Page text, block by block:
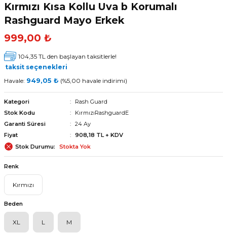
Kırmızı Kısa Kollu Uva b Korumalı
Rashguard Mayo Erkek
999,00 ₺
104,35 TL den başlayan taksitlerle!
taksit seçenekleri
Havale: 949,05 ₺ (%5,00 havale indirimi)
Kategori
Rash Guard
Stok Kodu
KırmızıRashguardE
Garanti Süresi
24 Ay
Fiyat
908,18 TL + KDV
Stok Durumu
Stokta Yok
Renk
Kırmızı
Beden
XL L M